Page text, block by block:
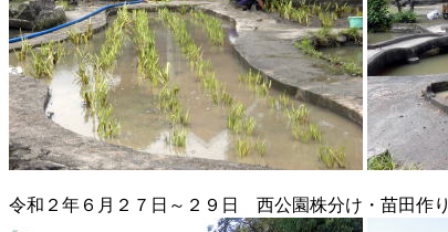
令和２年６月２７日～２９日 西公園株分け・苗田作り